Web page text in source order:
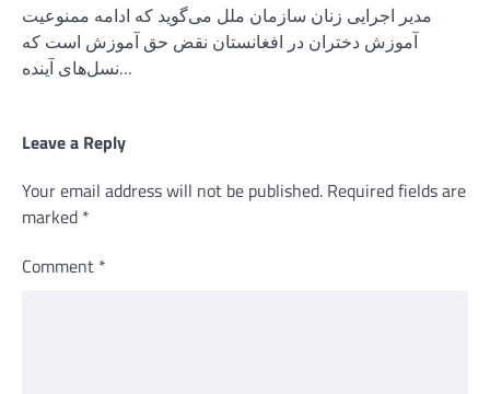
مدیر اجرایی زنان سازمان ملل می‌گوید که ادامه ممنوعیت
آموزش دختران در افغانستان نقض حق آموزش است که
نسل‌های آینده…
Leave a Reply
Your email address will not be published. Required fields are
marked *
Comment *